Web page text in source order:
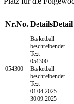
Nr.No. DetailsDetail
054300
Basketball
beschreibender
Text
054300
Basketball
beschreibender
Text
01.04.2025-
30.09.2025